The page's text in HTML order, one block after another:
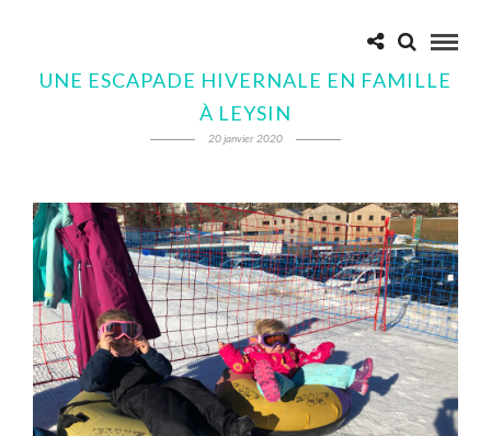
UNE ESCAPADE HIVERNALE EN FAMILLE
À LEYSIN
20 janvier 2020